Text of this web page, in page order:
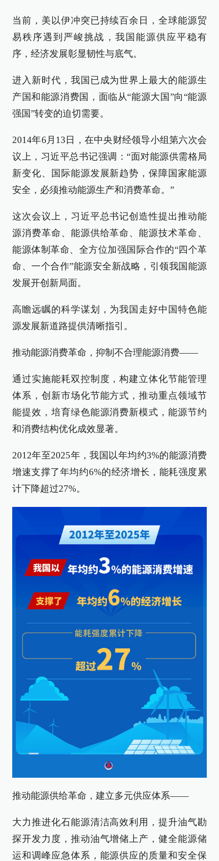
当前，美以伊冲突已持续百余日，全球能源贸
易秩序遇到严峻挑战，我国能源供应平稳有
序，经济发展彰显韧性与底气。
进入新时代，我国已成为世界上最大的能源生
产国和能源消费国，面临从“能源大国”向“能源
强国”转变的迫切需要。
2014年6月13日，在中央财经领导小组第六次会
议上，习近平总书记强调：“面对能源供需格局
新变化、国际能源发展新趋势，保障国家能源
安全，必须推动能源生产和消费革命。”
这次会议上，习近平总书记创造性提出推动能
源消费革命、能源供给革命、能源技术革命、
能源体制革命、全方位加强国际合作的“四个革
命、一个合作”能源安全新战略，引领我国能源
发展开创新局面。
高瞻远瞩的科学谋划，为我国走好中国特色能
源发展新道路提供清晰指引。
推动能源消费革命，抑制不合理能源消费——
通过实施能耗双控制度，构建立体化节能管理
体系，创新市场化节能方式，推动重点领域节
能提效，培育绿色能源消费新模式，能源节约
和消费结构优化成效显著。
2012年至2025年，我国以年均约3%的能源消费
增速支撑了年均约6%的经济增长，能耗强度累
计下降超过27%。
推动能源供给革命，建立多元供应体系——
大力推进化石能源清洁高效利用，提升油气勘
探开发力度，推动油气增储上产，健全能源储
运和调峰应急体系，能源供应的质量和安全保